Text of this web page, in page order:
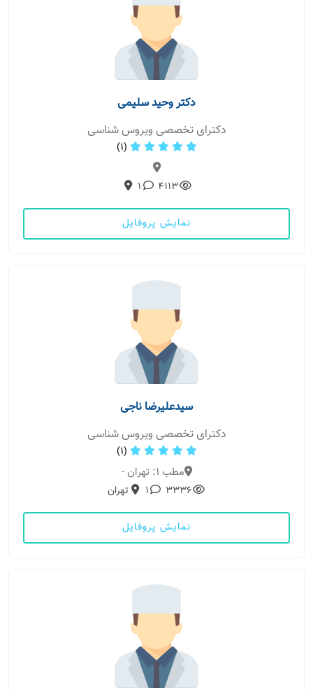
دکتر وحید سلیمی
دکترای تخصصی ویروس شناسی
(1)
4113
1
نمایش پروفایل
سیدعلیرضا ناجی
دکترای تخصصی ویروس شناسی
(1)
مطب 1: تهران -
3336
1 تهران
نمایش پروفایل